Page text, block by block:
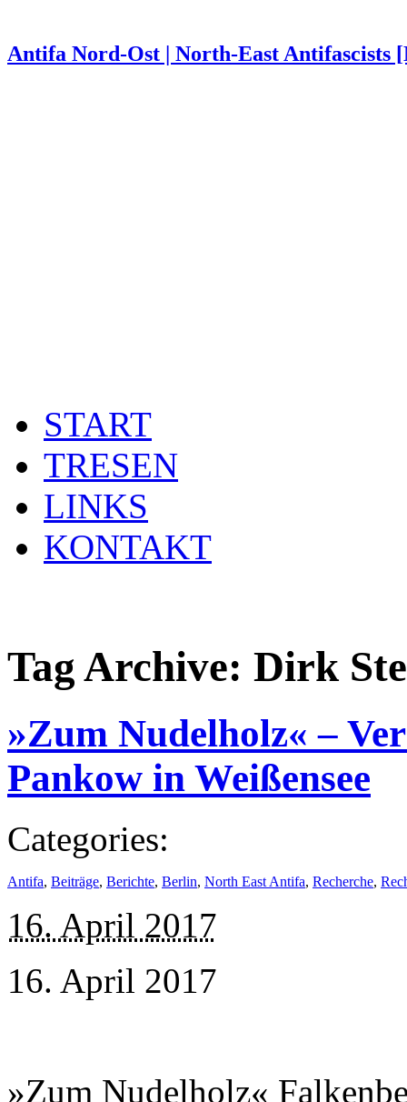
Antifa Nord-Ost | North-East Antifascists
START
TRESEN
LINKS
KONTAKT
Tag Archive: Dirk
»Zum Nudelholz« –
Pankow in Weißensee
Categories:
Antifa, Beiträge, Berichte, Berlin, North East Antifa, Recherche,
16. April 2017
16. April 2017
»Zum Nudelholz«